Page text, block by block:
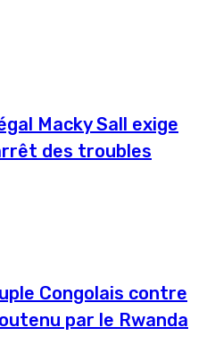
Macky Sall exige
des troubles
Congolais contre
par le Rwanda